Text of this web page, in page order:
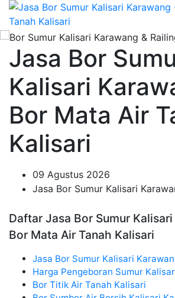
Jasa Bor
Kalisari
Bor Mata Air
Kalisari
09 Agustus 2026
Jasa Bor Sumur Kalisari
Daftar Jasa Bor Sumur
Bor Mata Air Tanah Kalisari
Jasa Bor Sumur Kalisari
Harga Pengeboran Sumur
Bor Titik Air Tanah Kalisari